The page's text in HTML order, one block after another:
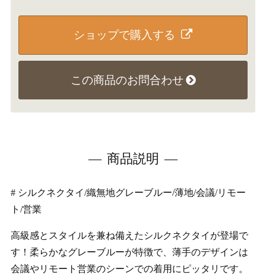
ショップで購入する
この商品のお問合わせ
商品説明
# シルクネクタイ/織無地グレーブルー/薄地/会議/リモー
ト/営業
高級感とスタイルを兼ね備えたシルクネクタイが登場で
す！柔らかなグレーブルーが特徴で、薄手のデザインは
会議やリモート営業のシーンでの着用にピッタリです。